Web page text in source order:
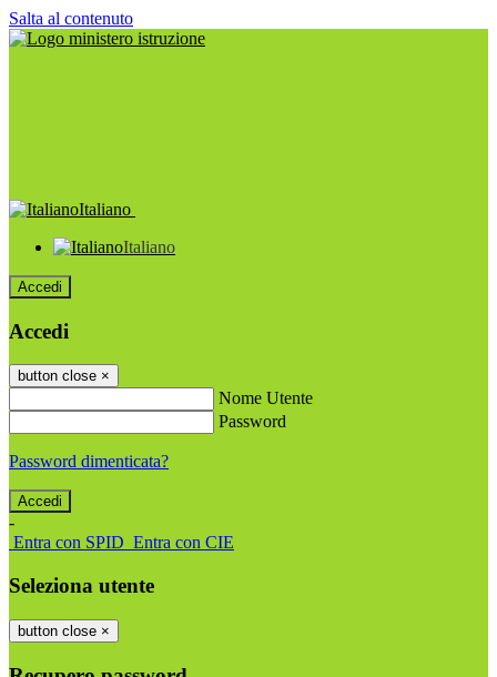
Salta al contenuto
Italiano
Italiano
Accedi
Accedi
button close ×
Nome Utente
Password
Password dimenticata?
-
Entra con SPID Entra con CIE
Seleziona utente
button close ×